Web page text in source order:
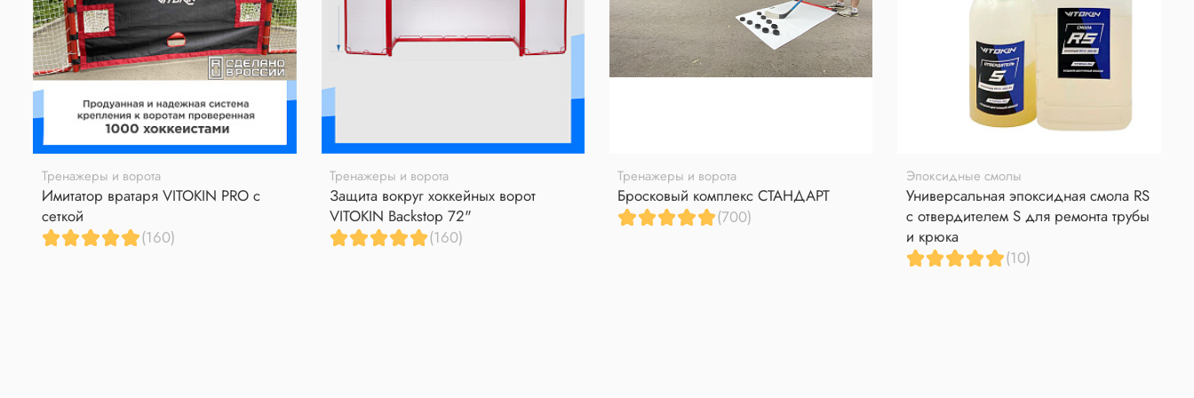
Тренажеры и ворота
Имитатор вратаря VITOKIN PRO с
сеткой
(160)
Тренажеры и ворота
Защита вокруг хоккейных ворот
VITOKIN Backstop 72"
(160)
Тренажеры и ворота
Бросковый комплекс СТАНДАРТ
(700)
Эпоксидные смолы
Универсальная эпоксидная смола RS
с отвердителем S для ремонта трубы
и крюка
(10)